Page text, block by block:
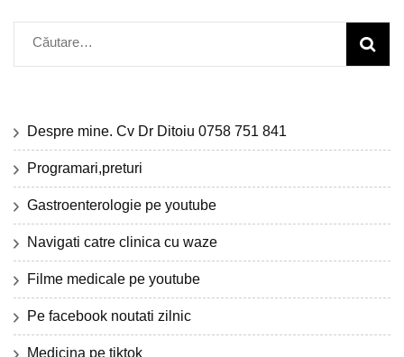
Caută
după:
Despre mine. Cv Dr Ditoiu 0758 751 841
Programari,preturi
Gastroenterologie pe youtube
Navigati catre clinica cu waze
Filme medicale pe youtube
Pe facebook noutati zilnic
Medicina pe tiktok